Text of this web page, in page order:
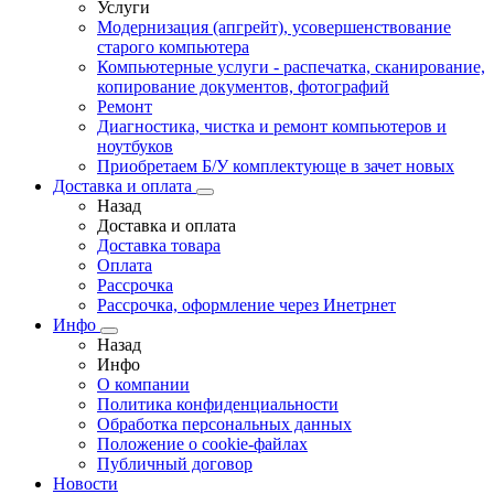
Услуги
Модернизация (апгрейт), усовершенствование
старого компьютера
Компьютерные услуги - распечатка, сканирование,
копирование документов, фотографий
Ремонт
Диагностика, чистка и ремонт компьютеров и
ноутбуков
Приобретаем Б/У комплектующе в зачет новых
Доставка и оплата
Назад
Доставка и оплата
Доставка товара
Оплата
Рассрочка
Рассрочка, оформление через Инетрнет
Инфо
Назад
Инфо
О компании
Политика конфиденциальности
Обработка персональных данных
Положение о cookie-файлах
Публичный договор
Новости